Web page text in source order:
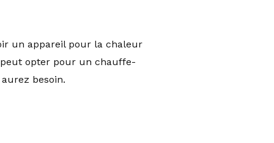
un appareil pour la chaleur
opter pour un chauffe-
besoin.